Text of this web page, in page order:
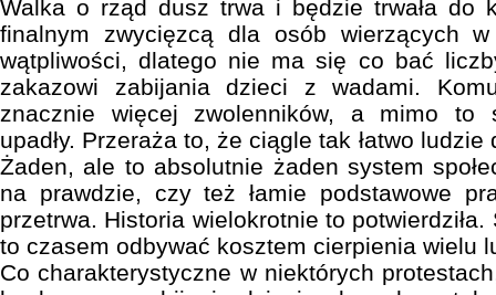
Walka o rząd dusz trwa i będzie trwała do
finalnym zwycięzcą dla osób wierzących
wątpliwości, dlatego nie ma się co bać
zakazowi zabijania dzieci z wadami.
znacznie więcej zwolenników, a mimo to
upadły. Przeraża to, że ciągle tak łatwo
Żaden, ale to absolutnie żaden system
na prawdzie, czy też łamie podstawowe
przetrwa. Historia wielokrotnie to
to czasem odbywać kosztem cierpienia wielu
Co charakterystyczne w niektórych